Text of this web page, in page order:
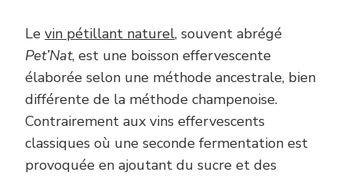
Le vin pétillant naturel, souvent abrégé
Pet’Nat, est une boisson effervescente
élaborée selon une méthode ancestrale, bien
différente de la méthode champenoise.
Contrairement aux vins effervescents
classiques où une seconde fermentation est
provoquée en ajoutant du sucre et des